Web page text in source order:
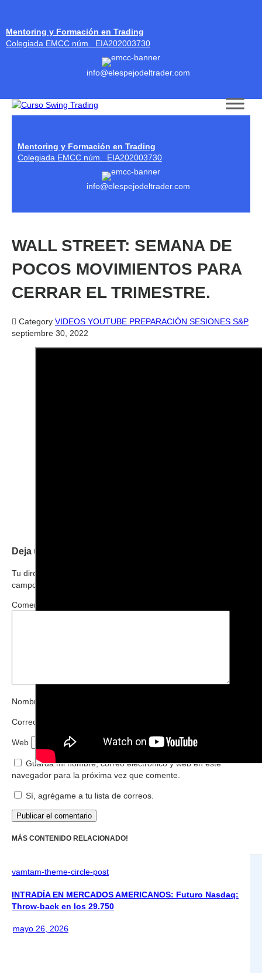
Mentoring y Formación en Trading
Colegiada EMCC núm. EIA202003730
info@elespejodeltrader.com
Mentoring y Formación en Trading
Colegiada EMCC núm. EIA202003730
info@elespejodeltrader.com
WALL STREET: SEMANA DE
POCOS MOVIMIENTOS PARA
CERRAR EL TRIMESTRE.
 Category VIDEOS YOUTUBE PREPARACIÓN SESIONES S&P
septiembre 30, 2022
Deja una respuesta
Tu dirección de correo electrónico no será publicada.
campos obligatorios están marcados con
Comentario
Nombre
Correo electrónico
Web
Guarda mi nombre, correo electrónico y web en este
navegador para la próxima vez que comente.
Sí, agrégame a tu lista de correos.
MÁS CONTENIDO RELACIONADO!
vamtam-theme-circle-post
INTRADÍA EN MERCADOS AMERICANOS: Futuro Nasdaq:
Throw-back en los 29.750
mayo 26, 2026